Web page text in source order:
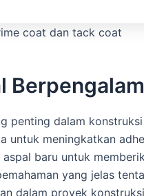
coat dan tack coat
dalam
meningkatkan
baru untuk
yang jelas
dalam proyek